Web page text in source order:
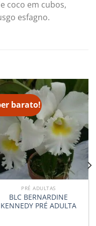
coco em cubos,
esfagno.
barato!
PRÉ ADULTAS
BLC BERNARDINE
KENNEDY PRÉ ADULTA